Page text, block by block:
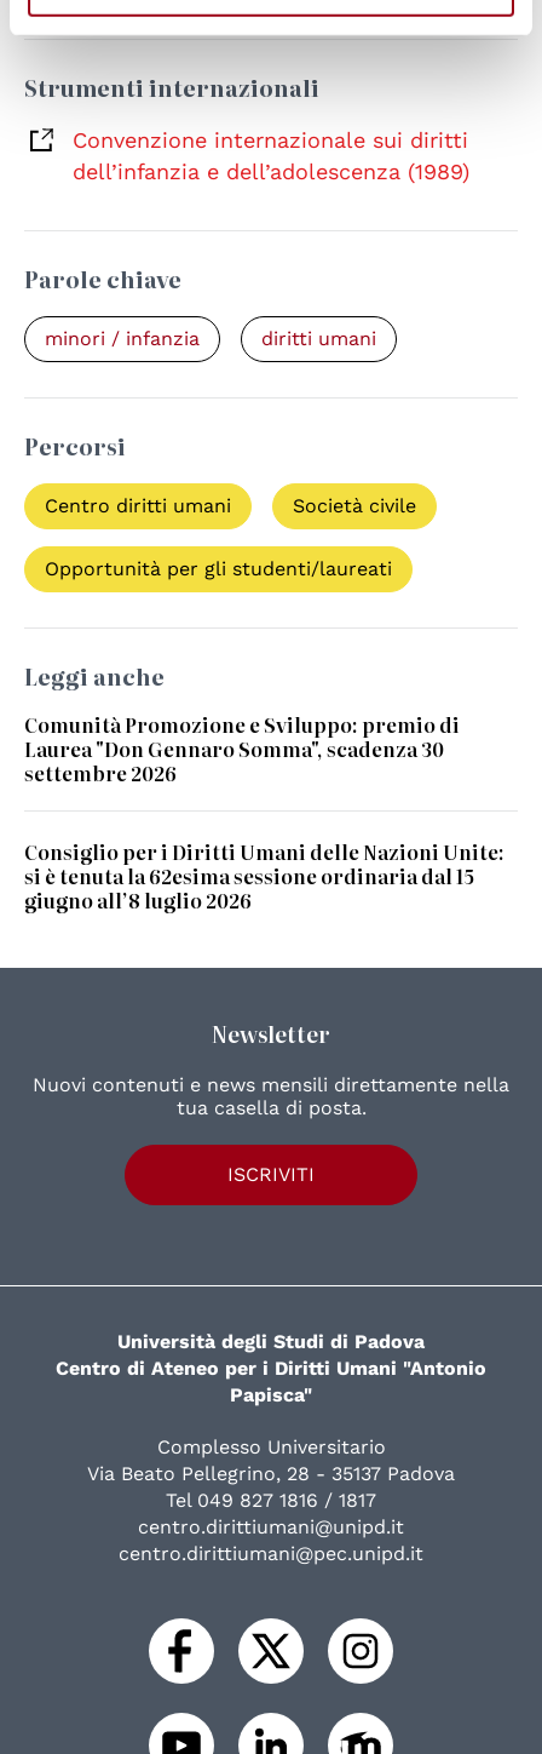
Strumenti internazionali
Convenzione internazionale sui diritti
dell’infanzia e dell’adolescenza (1989)
Parole chiave
minori / infanzia diritti umani
Percorsi
Centro diritti umani Società civile
Opportunità per gli studenti/laureati
Leggi anche
Comunità Promozione e Sviluppo: premio di
Laurea "Don Gennaro Somma", scadenza 30
settembre 2026
Consiglio per i Diritti Umani delle Nazioni Unite:
si è tenuta la 62esima sessione ordinaria dal 15
giugno all’8 luglio 2026
Newsletter
Nuovi contenuti e news mensili direttamente nella
tua casella di posta.
ISCRIVITI
Università degli Studi di Padova
Centro di Ateneo per i Diritti Umani "Antonio
Papisca"
Complesso Universitario
Via Beato Pellegrino, 28 - 35137 Padova
Tel 049 827 1816 / 1817
centro.dirittiumani@unipd.it
centro.dirittiumani@pec.unipd.it